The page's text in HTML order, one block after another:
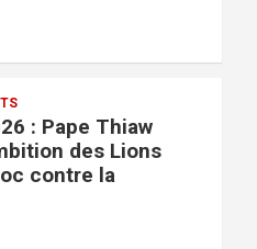
: Pape Thiaw
des Lions
contre la